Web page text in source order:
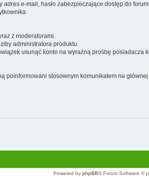
e-mail, hasło zabezpieczające dostęp do
z moderatorami.
administratora produktu.
usunąć konto na wyraźną prośbę
poinformowani stosownym komunikatem na
Powered by phpBB® Forum Software ©